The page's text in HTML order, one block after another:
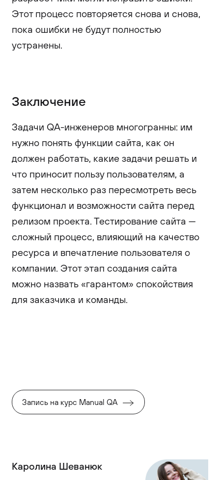
Этот процесс повторяется снова и снова,
пока ошибки не будут полностью
устранены.
Заключение
Задачи QA-инженеров многогранны: им
нужно понять функции сайта, как он
должен работать, какие задачи решать и
что приносит пользу пользователям, а
затем несколько раз пересмотреть весь
функционал и возможности сайта перед
релизом проекта. Тестирование сайта —
сложный процесс, влияющий на качество
ресурса и впечатление пользователя о
компании. Этот этап создания сайта
можно назвать «гарантом» спокойствия
для заказчика и команды.
Запись на курс Manual QA
Каролина Шеванюк